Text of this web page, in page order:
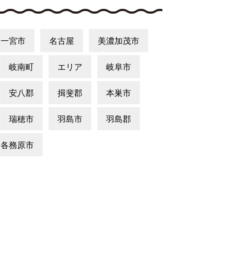
一宮市 名古屋 美濃加茂市
岐南町 エリア 岐阜市
安八郡 揖斐郡 本巣市
瑞穂市 羽島市 羽島郡
各務原市